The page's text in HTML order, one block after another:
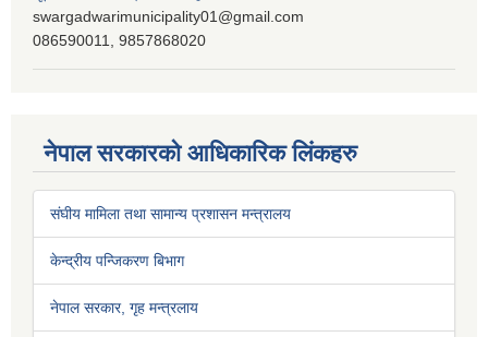
swargadwarimunicipality01@gmail.com
086590011, 9857868020
नेपाल सरकारको आधिकारिक लिंकहरु
संघीय मामिला तथा सामान्य प्रशासन मन्त्रालय
केन्द्रीय पन्जिकरण बिभाग
नेपाल सरकार, गृह मन्त्रलाय